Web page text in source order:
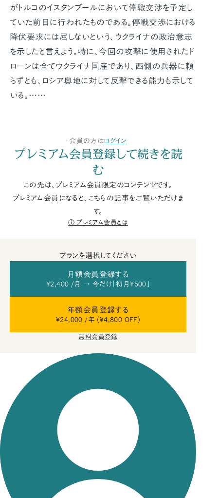
がトルコのイスタンブールにおいて停戦交渉を予定し
ていた前日に行われたものである。停戦交渉における
降伏要求には屈しないという、ウクライナの政治意志
を示したと言えよう。特に、今回の攻撃に使用されたド
ローンは全てウクライナ国産であり、西側の兵器に頼
らずとも、ロシア奥地に対して反撃できる能力も示して
いる。……
会員の方はログイン
プレミアム会員登録して続きを読
む
この先は、プレミアム会員限定のコンテンツです。
プレミアム会員になると、こちらの記事をご覧いただけま
す。
プレミアム会員とは
プランを選択してください
月額会員登録する
¥2,400 /月 → 今だけ「初月¥500」
年額会員登録する
¥24,000 /年 (¥4,800 OFF)
無料会員登録